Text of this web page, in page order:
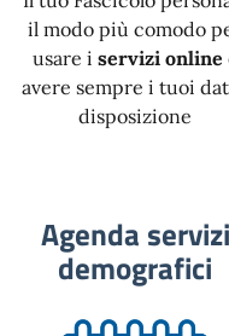
il modo più comodo
usare i servizi online
avere sempre i tuoi
disposizione
Agenda servizi
demografici